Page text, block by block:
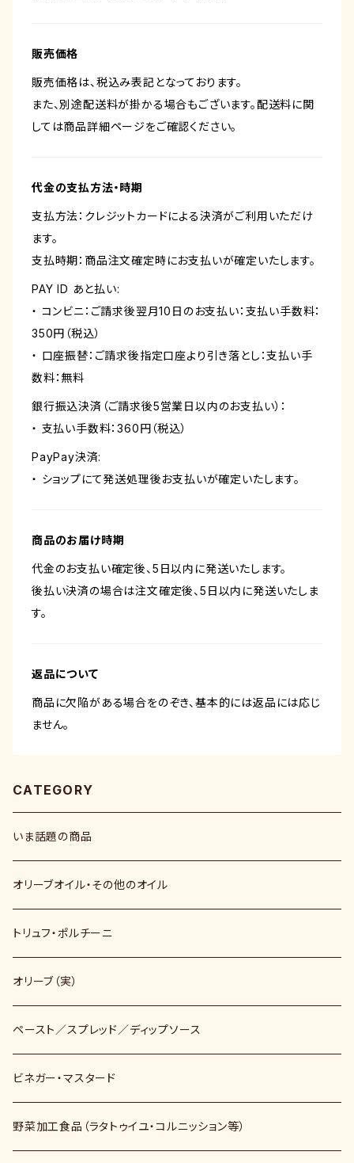
販売価格
販売価格は、税込み表記となっております。
また、別途配送料が掛かる場合もございます。配送料に関
しては商品詳細ページをご確認ください。
代金の支払方法・時期
支払方法：クレジットカードによる決済がご利用いただけ
ます。
支払時期：商品注文確定時にお支払いが確定いたします。
PAY ID あと払い:
・ コンビニ：ご請求後翌月10日のお支払い：支払い手数料：
350円（税込）
・ 口座振替：ご請求後指定口座より引き落とし：支払い手
数料：無料
銀行振込決済（ご請求後5営業日以内のお支払い）：
・ 支払い手数料：360円（税込）
PayPay決済:
・ ショップにて発送処理後お支払いが確定いたします。
商品のお届け時期
代金のお支払い確定後、5日以内に発送いたします。
後払い決済の場合は注文確定後、5日以内に発送いたしま
す。
返品について
商品に欠陥がある場合をのぞき、基本的には返品には応じ
ません。
CATEGORY
いま話題の商品
オリーブオイル・その他のオイル
トリュフ・ポルチーニ
オリーブ（実）
ペースト／スプレッド／ディップソース
ビネガー・マスタード
野菜加工食品（ラタトゥイユ・コルニッション等）